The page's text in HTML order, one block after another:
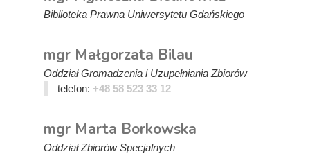
Biblioteka Prawna Uniwersytetu Gdańskiego
mgr Małgorzata Bilau
Oddział Gromadzenia i Uzupełniania Zbiorów
telefon: +48 58 523 33 12
mgr Marta Borkowska
Oddział Zbiorów Specjalnych